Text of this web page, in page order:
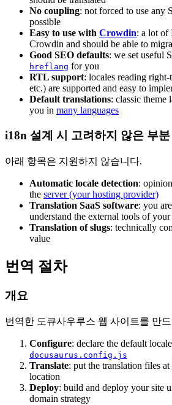
No coupling: not forced to use any
possible
Easy to use with Crowdin: a lot of
Crowdin and should be able to
Good SEO defaults: we set useful
hreflang for you
RTL support: locales reading
etc.) are supported and easy to
Default translations: classic theme
you in many languages
i18n 설계 시 고려하지 않은 부분
아래 항목은 지원하지 않습니다.
Automatic locale detection:
the server (your hosting provider)
Translation SaaS software: you
understand the external tools of
Translation of slugs: technically
value
번역 절차
개요
번역한 도큐사우루스 웹 사이트를 만
Configure: declare the default
docusaurus.config.js
Translate: put the translation files
location
Deploy: build and deploy your site
domain strategy